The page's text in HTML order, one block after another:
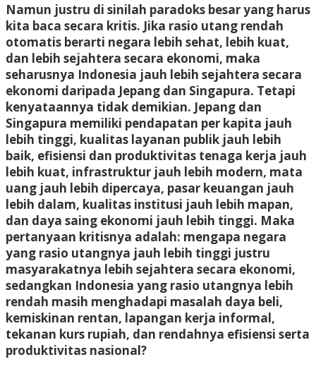
Namun justru di sinilah paradoks besar yang harus
kita baca secara kritis. Jika rasio utang rendah
otomatis berarti negara lebih sehat, lebih kuat,
dan lebih sejahtera secara ekonomi, maka
seharusnya Indonesia jauh lebih sejahtera secara
ekonomi daripada Jepang dan Singapura. Tetapi
kenyataannya tidak demikian. Jepang dan
Singapura memiliki pendapatan per kapita jauh
lebih tinggi, kualitas layanan publik jauh lebih
baik, efisiensi dan produktivitas tenaga kerja jauh
lebih kuat, infrastruktur jauh lebih modern, mata
uang jauh lebih dipercaya, pasar keuangan jauh
lebih dalam, kualitas institusi jauh lebih mapan,
dan daya saing ekonomi jauh lebih tinggi. Maka
pertanyaan kritisnya adalah: mengapa negara
yang rasio utangnya jauh lebih tinggi justru
masyarakatnya lebih sejahtera secara ekonomi,
sedangkan Indonesia yang rasio utangnya lebih
rendah masih menghadapi masalah daya beli,
kemiskinan rentan, lapangan kerja informal,
tekanan kurs rupiah, dan rendahnya efisiensi serta
produktivitas nasional?